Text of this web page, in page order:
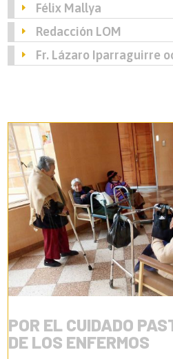
Félix Mallya
Redacción LOM
Fr. Lázaro Iparraguirre
POR EL CUIDADO
DE LOS ENFERMOS